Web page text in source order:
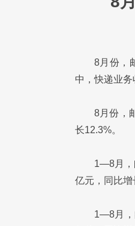
8月份，
中，快递业
8月份，
长12.3%。
1—8月，
亿元，同比增
1—8月，